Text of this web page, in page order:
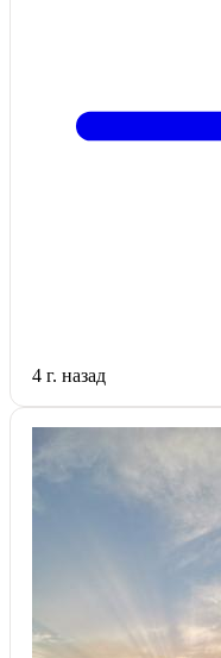
4 г. назад